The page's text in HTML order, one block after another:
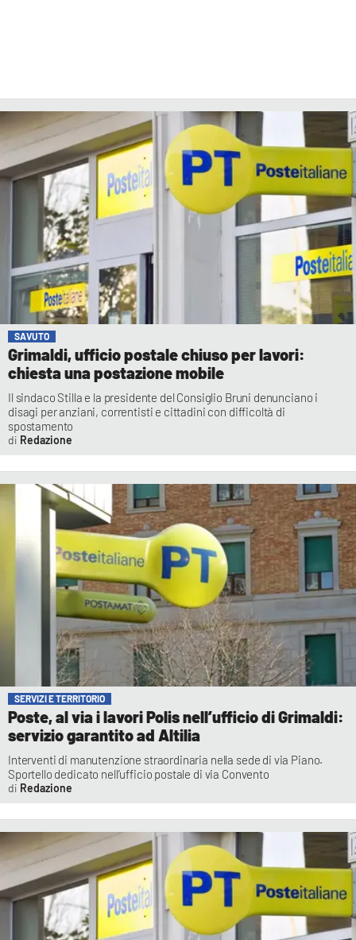
APPLE
SAVUTO
Grimaldi, ufficio postale chiuso per lavori:
chiesta una postazione mobile
Il sindaco Stilla e la presidente del Consiglio Bruni denunciano i
disagi per anziani, correntisti e cittadini con difficoltà di
spostamento
Redazione
SERVIZI E TERRITORIO
Poste, al via i lavori Polis nell’ufficio di Grimaldi:
servizio garantito ad Altilia
Interventi di manutenzione straordinaria nella sede di via Piano.
Sportello dedicato nell’ufficio postale di via Convento
Redazione